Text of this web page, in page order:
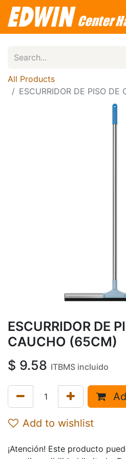
All Products
ESCURRIDOR DE PISO
ESCURRIDOR DE
CAUCHO (65CM)
$ 9.58 ITBMS incluido
Add to wishlist
¡Atención! Este producto